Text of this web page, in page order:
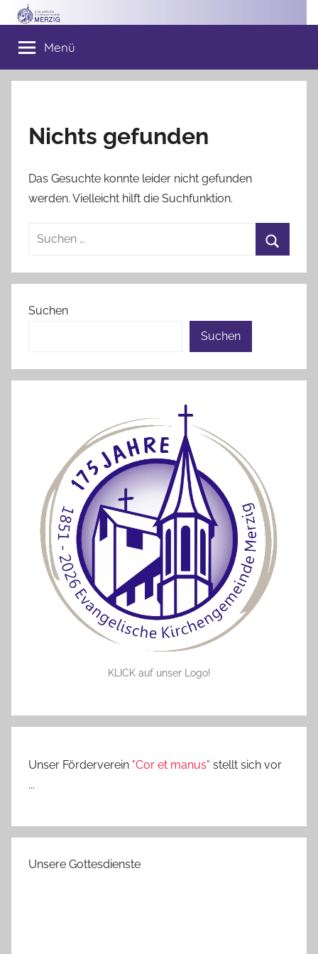
Zum
Inhalt
springen
Ev.
Kirchengemeinde
Menü
Nichts gefunden
Das Gesuchte konnte leider nicht gefunden
werden. Vielleicht hilft die Suchfunktion.
Suchen
Suchen
Suchen
KLICK auf unser Logo!
Unser Förderverein "Cor et manus" stellt sich vor
...
Unsere Gottesdienste